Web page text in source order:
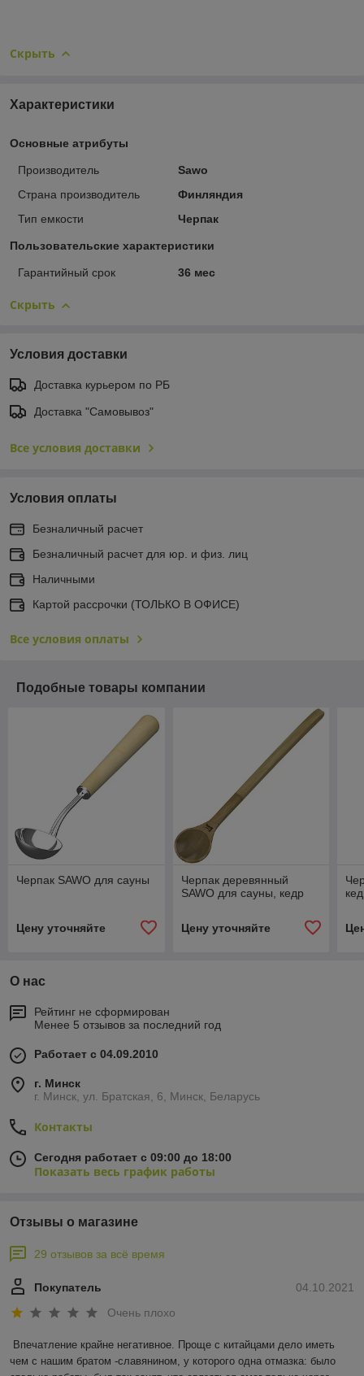
Скрыть
Характеристики
Основные атрибуты
Производитель
Sawo
Страна производитель
Финляндия
Тип емкости
Черпак
Пользовательские характеристики
Гарантийный срок 36 мес
Скрыть
Условия доставки
Доставка курьером по РБ
Доставка "Самовывоз"
Все условия доставки
Условия оплаты
Безналичный расчет
Безналичный расчет для юр. и физ. лиц
Наличными
Картой рассрочки (ТОЛЬКО В ОФИСЕ)
Все условия оплаты
Подобные товары компании
Черпак SAWO для сауны
Цену уточняйте
Черпак деревянный
SAWO для сауны, кедр
Цену уточняйте
О нас
Рейтинг не сформирован
Менее 5 отзывов за последний год
Работает с 04.09.2010
г. Минск
г. Минск, ул. Братская, 6, Минск, Беларусь
Контакты
Сегодня работает с 09:00 до 18:00
Показать весь график работы
Отзывы о магазине
29 отзывов за всё время
04.10.2021
Покупатель
Очень плохо
Впечатление крайне негативное. Проще с китайцами дело иметь
чем с нашим братом -славянином, у которого одна отмазка: было